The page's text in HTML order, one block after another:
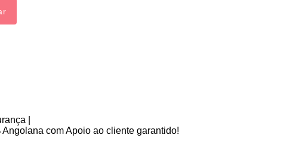
|
Angolana com Apoio ao cliente garantido!